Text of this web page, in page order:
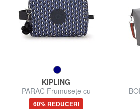
KIPLING
PARAC Frumusețe cu
manșetă
60% REDUCERI